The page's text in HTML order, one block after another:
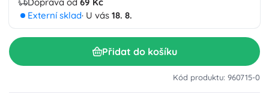
Externí sklad· U vás 18. 8.
Přidat do košíku
Kód produktu: 960715-0